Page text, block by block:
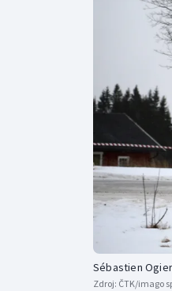
Sébastien Ogier
Zdroj: ČTK/imago